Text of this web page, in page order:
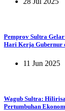
Pemprov Sultra Gelar
Hari Kerja Gubernur
11 Jun 2025
Wagub Sultra:
Pertumbuhan